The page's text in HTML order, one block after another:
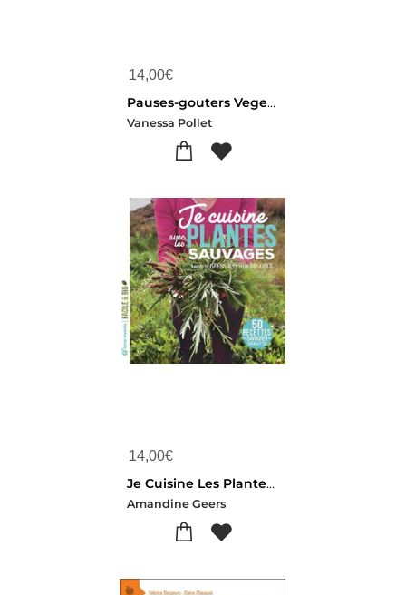
14,00€
Pauses-gouters Vegetales Sucrees Et Salees
Vanessa Pollet
14,00€
Je Cuisine Les Plantes Sauvages : 50 Recettes Pour Savourer Mes Cueillettes
Amandine Geers